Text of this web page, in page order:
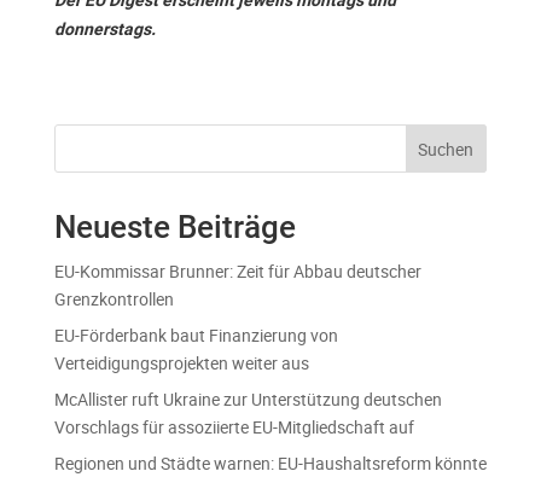
donnerstags.
Suchen
Neueste Beiträge
EU-Kommissar Brunner: Zeit für Abbau deutscher
Grenzkontrollen
EU-Förderbank baut Finanzierung von
Verteidigungsprojekten weiter aus
McAllister ruft Ukraine zur Unterstützung deutschen
Vorschlags für assoziierte EU-Mitgliedschaft auf
Regionen und Städte warnen: EU-Haushaltsreform könnte